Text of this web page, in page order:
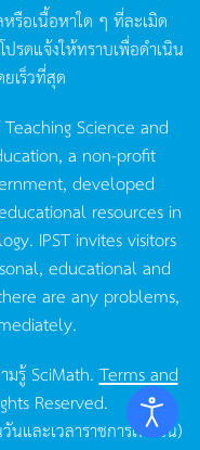
รือเนื้อหาใด ๆ ที่ละเมิด
โปรดแจ้งให้ทราบเพื่อดำเนิน
เร็วที่สุด
Science and
a non-profit
developed
resources in
IPST invites visitors
educational and
are any problems,
มรู้ SciMath.Terms and
Reserved.
นและเวลาราชการเท่านั้น)